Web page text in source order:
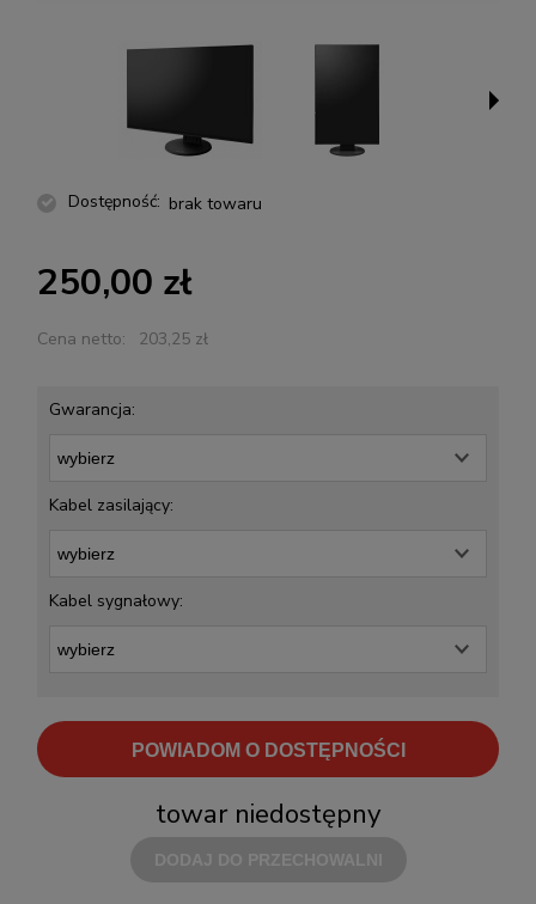
Dostępność: brak towaru
250,00 zł
Cena netto: 203,25 zł
Gwarancja:
Kabel zasilający:
Kabel sygnałowy:
POWIADOM O DOSTĘPNOŚCI
towar niedostępny